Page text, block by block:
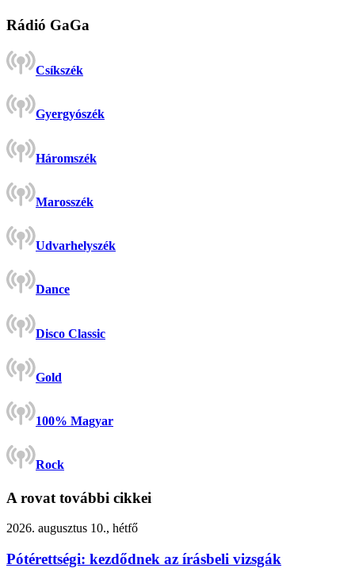
Rádió GaGa
Csíkszék
Gyergyószék
Háromszék
Marosszék
Udvarhelyszék
Dance
Disco Classic
Gold
100% Magyar
Rock
A rovat további cikkei
2026. augusztus 10., hétfő
Pótérettségi: kezdődnek az írásbeli vizsgák